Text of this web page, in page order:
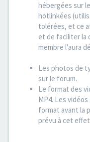
hébergées sur
hotlinkées
tolérées, et ce
et de faciliter la
membre l'aura
Les photos de
sur le forum.
Le format des
MP4. Les
format avant la
prévu à cet